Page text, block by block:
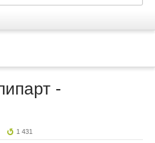
-
1 431